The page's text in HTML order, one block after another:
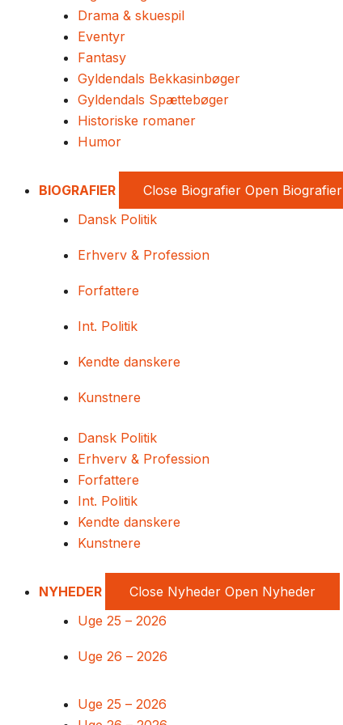
Drama & skuespil
Eventyr
Fantasy
Gyldendals Bekkasinbøger
Gyldendals Spættebøger
Historiske romaner
Humor
BIOGRAFIER Close Biografier Open Biografier
Dansk Politik
Erhverv & Profession
Forfattere
Int. Politik
Kendte danskere
Kunstnere
Dansk Politik
Erhverv & Profession
Forfattere
Int. Politik
Kendte danskere
Kunstnere
NYHEDER Close Nyheder Open Nyheder
Uge 25 – 2026
Uge 26 – 2026
Uge 25 – 2026